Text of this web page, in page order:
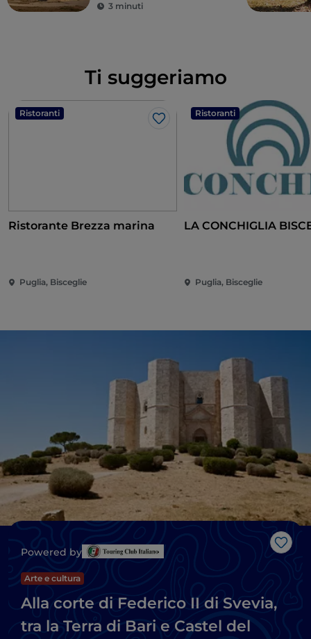
3 minuti
Ti suggeriamo
Ristoranti
Like
Ristorante Brezza marina
Puglia, Bisceglie
Ristoranti
LA CONCHIGLIA
Puglia, Bisceglie
Like
Powered by
Arte e cultura
Alla corte di Federico II di Svevia,
tra la Terra di Bari e Castel del